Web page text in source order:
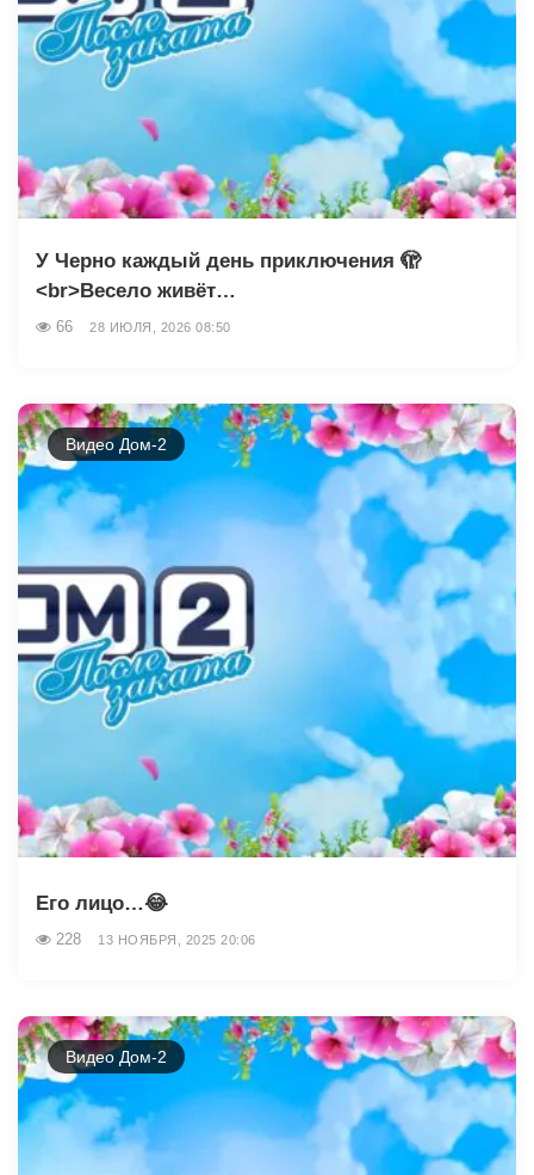
У Черно каждый день приключения 🫣
<br>Весело живёт…
66 28 ИЮЛЯ, 2026 08:50
Видео Дом-2
Его лицо…😂
228 13 НОЯБРЯ, 2025 20:06
Видео Дом-2